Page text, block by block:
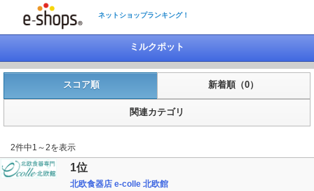
ネットショップランキング！
ミルクポット
スコア順 新着順（0）
関連カテゴリ
2件中1～2を表示
1位
北欧食器店 e-colle 北欧館